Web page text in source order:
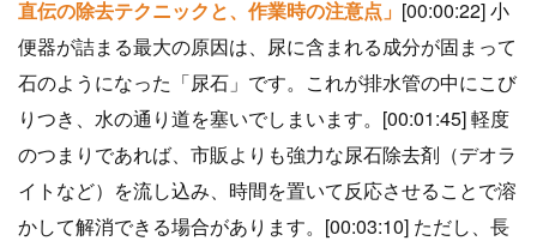
直伝の除去テクニックと、作業時の注意点」 [00:00:22] 小
便器が詰まる最大の原因は、尿に含まれる成分が固まって
石のようになった「尿石」です。これが排水管の中にこび
りつき、水の通り道を塞いでしまいます。[00:01:45] 軽度
のつまりであれば、市販よりも強力な尿石除去剤（デオラ
イトなど）を流し込み、時間を置いて反応させることで溶
かして解消できる場合があります。[00:03:10] ただし、長